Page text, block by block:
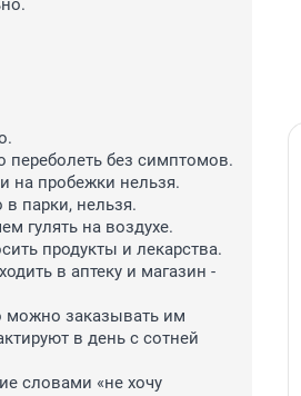
переболеть без симптомов.
на пробежки нельзя.
в парки, нельзя.
гулять на воздухе.
продукты и лекарства.
в аптеку и магазин -
можно заказывать им
в день с сотней
словами «не хочу